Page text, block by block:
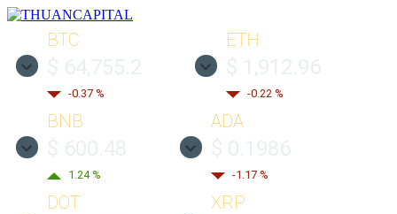
BTC
-0.37 %
ETH
-0.22 %
BNB
1.24 %
ADA
-1.17 %
DOT XRP